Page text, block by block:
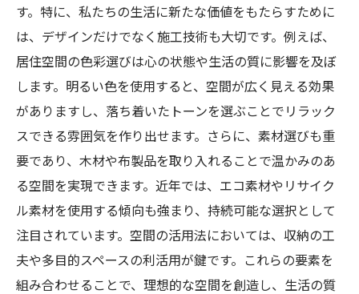
す。特に、私たちの生活に新たな価値をもたらすために
は、デザインだけでなく施工技術も大切です。例えば、
居住空間の色彩選びは心の状態や生活の質に影響を及ぼ
します。明るい色を使用すると、空間が広く見える効果
がありますし、落ち着いたトーンを選ぶことでリラック
スできる雰囲気を作り出せます。さらに、素材選びも重
要であり、木材や布製品を取り入れることで温かみのあ
る空間を実現できます。近年では、エコ素材やリサイク
ル素材を使用する傾向も強まり、持続可能な選択として
注目されています。空間の活用法においては、収納の工
夫や多目的スペースの利活用が鍵です。これらの要素を
組み合わせることで、理想的な空間を創造し、生活の質